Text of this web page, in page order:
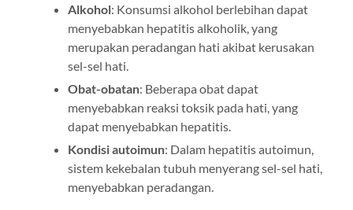
Alkohol: Konsumsi alkohol berlebihan dapat
menyebabkan hepatitis alkoholik, yang
merupakan peradangan hati akibat kerusakan
sel-sel hati.
Obat-obatan: Beberapa obat dapat
menyebabkan reaksi toksik pada hati, yang
dapat menyebabkan hepatitis.
Kondisi autoimun: Dalam hepatitis autoimun,
sistem kekebalan tubuh menyerang sel-sel hati,
menyebabkan peradangan.